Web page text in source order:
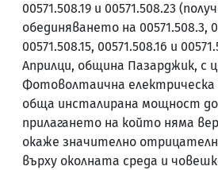
00571.508.19 и 00571.508.23
обединяването на 00571.508.3,
00571.508.15, 00571.508.16 и
Априлци, община Пазарджик, с
Фотоволтаична
обща инсталирана мощност до
прилагането на който няма
окаже значително
върху околната среда и